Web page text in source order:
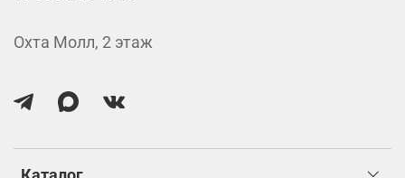
Охта Молл, 2 этаж